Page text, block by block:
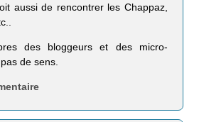
aussi de rencontrer les Chappaz,
des bloggeurs et des micro-
de sens.